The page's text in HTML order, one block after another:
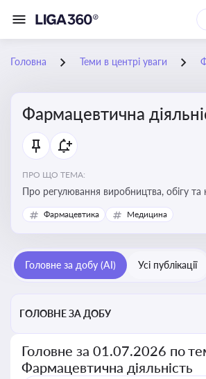
Головна Теми в центрі уваги
Фармацевтична
ПРО ЩО ТЕМА:
Про регулювання виробництва, обігу
лікарських засобів для легальної
аптек, з дотриманням стандартів якості
Фармацевтика Медицина
Головне за добу (AI) Усі публікації
ГОЛОВНЕ ЗА ДОБУ
Головне за 01.07.2026 по
Фармацевтична діяльність